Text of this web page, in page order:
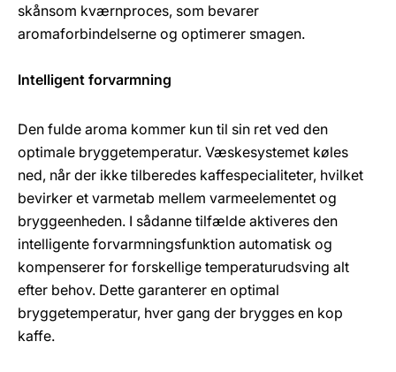
skånsom kværnproces, som bevarer
aromaforbindelserne og optimerer smagen.
Intelligent forvarmning
Den fulde aroma kommer kun til sin ret ved den
optimale bryggetemperatur. Væskesystemet køles
ned, når der ikke tilberedes kaffespecialiteter, hvilket
bevirker et varmetab mellem varmeelementet og
bryggeenheden. I sådanne tilfælde aktiveres den
intelligente forvarmningsfunktion automatisk og
kompenserer for forskellige temperaturudsving alt
efter behov. Dette garanterer en optimal
bryggetemperatur, hver gang der brygges en kop
kaffe.